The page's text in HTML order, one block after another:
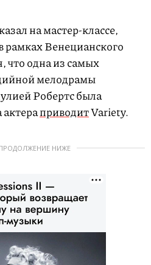
на мастер-классе,
Венецианского
что одна из самых
мелодрамы
Робертс была
приводитVariety.
НИЖЕ